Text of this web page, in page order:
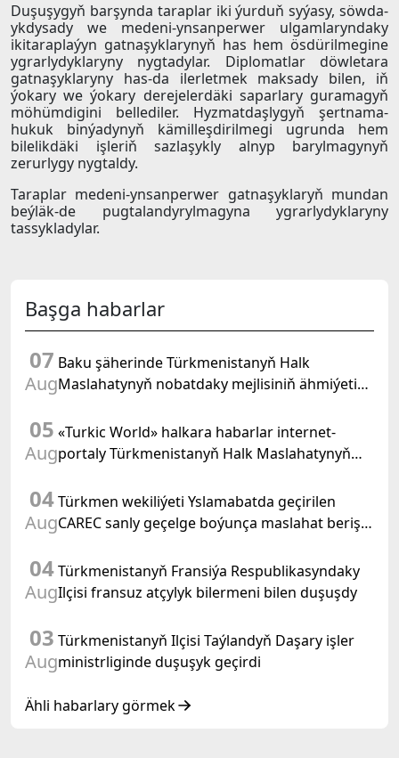
Duşuşygyň barşynda taraplar iki ýurduň syýasy, söwda-
ykdysady we medeni-ynsanperwer ulgamlaryndaky
ikitaraplaýyn gatnaşyklarynyň has hem ösdürilmegine
ygrarlydyklaryny nygtadylar. Diplomatlar döwletara
gatnaşyklaryny has-da ilerletmek maksady bilen, iň
ýokary we ýokary derejelerdäki saparlary guramagyň
möhümdigini bellediler. Hyzmatdaşlygyň şertnama-
hukuk binýadynyň kämilleşdirilmegi ugrunda hem
bilelikdäki işleriň sazlaşykly alnyp barylmagynyň
zerurlygy nygtaldy.
Taraplar medeni-ynsanperwer gatnaşyklaryň mundan
beýläk-de pugtalandyrylmagyna ygrarlydyklaryny
tassykladylar.
Başga habarlar
07
Aug
Baku şäherinde Türkmenistanyň Halk
Maslahatynyň nobatdaky mejlisiniň ähmiýetine
Kararnamasyna bagyşlanan maslahat geçirildi
05
Aug
«Turkic World» halkara habarlar internet-
portaly Türkmenistanyň Halk Maslahatynyň
beýan eder
04
Aug
Türkmen wekiliýeti Yslamabatda geçirilen
CAREC sanly geçelge boýunça maslahat beriş
04
Aug
Türkmenistanyň Fransiýa Respublikasyndaky
Ilçisi fransuz atçylyk bilermeni bilen duşuşdy
03
Aug
Türkmenistanyň Ilçisi Taýlandyň Daşary işler
ministrliginde duşuşyk geçirdi
Ähli habarlary görmek